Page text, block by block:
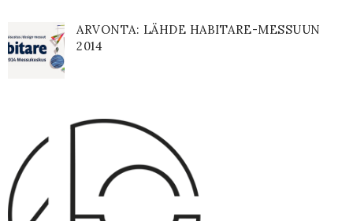
ARVONTA: LÄHDE HABITARE-MESSUUN
2014